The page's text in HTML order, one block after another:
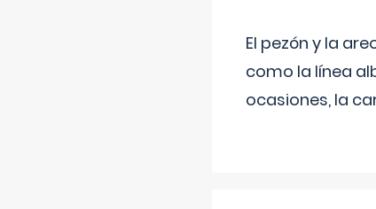
El pezón y la
como la línea
ocasiones, la